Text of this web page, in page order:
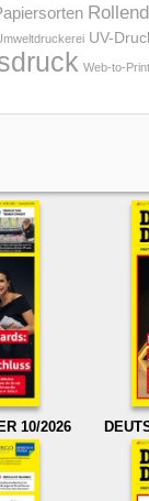
UV-
Web-to-Print
10/2026